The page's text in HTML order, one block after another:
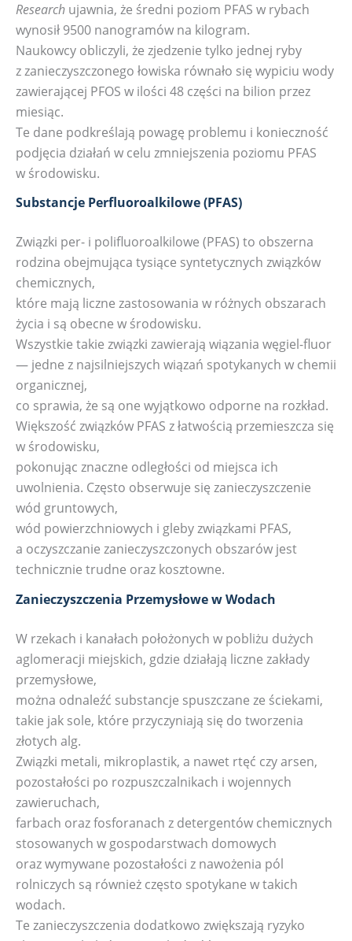
Research ujawnia, że średni poziom PFAS w rybach
wynosił 9500 nanogramów na kilogram.
Naukowcy obliczyli, że zjedzenie tylko jednej ryby
z zanieczyszczonego łowiska równało się wypiciu wody
zawierającej PFOS w ilości 48 części na bilion przez
miesiąc.
Te dane podkreślają powagę problemu i konieczność
podjęcia działań w celu zmniejszenia poziomu PFAS
w środowisku.
Substancje Perfluoroalkilowe (PFAS)
Związki per- i polifluoroalkilowe (PFAS) to obszerna
rodzina obejmująca tysiące syntetycznych związków
chemicznych,
które mają liczne zastosowania w różnych obszarach
życia i są obecne w środowisku.
Wszystkie takie związki zawierają wiązania węgiel-fluor
— jedne z najsilniejszych wiązań spotykanych w chemii
organicznej,
co sprawia, że są one wyjątkowo odporne na rozkład.
Większość związków PFAS z łatwością przemieszcza się
w środowisku,
pokonując znaczne odległości od miejsca ich
uwolnienia. Często obserwuje się zanieczyszczenie
wód gruntowych,
wód powierzchniowych i gleby związkami PFAS,
a oczyszczanie zanieczyszczonych obszarów jest
technicznie trudne oraz kosztowne.
Zanieczyszczenia Przemysłowe w Wodach
W rzekach i kanałach położonych w pobliżu dużych
aglomeracji miejskich, gdzie działają liczne zakłady
przemysłowe,
można odnaleźć substancje spuszczane ze ściekami,
takie jak sole, które przyczyniają się do tworzenia
złotych alg.
Związki metali, mikroplastik, a nawet rtęć czy arsen,
pozostałości po rozpuszczalnikach i wojennych
zawieruchach,
farbach oraz fosforanach z detergentów chemicznych
stosowanych w gospodarstwach domowych
oraz wymywane pozostałości z nawożenia pól
rolniczych są również często spotykane w takich
wodach.
Te zanieczyszczenia dodatkowo zwiększają ryzyko